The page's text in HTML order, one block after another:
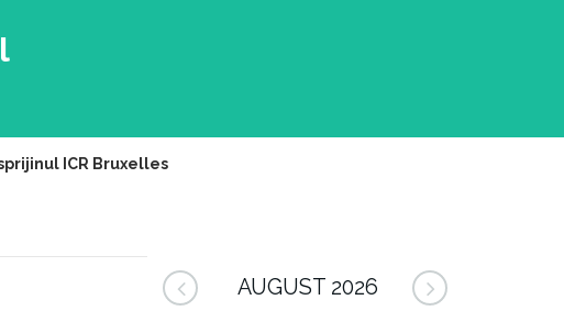
ICR Bruxelles
AUGUST 2026